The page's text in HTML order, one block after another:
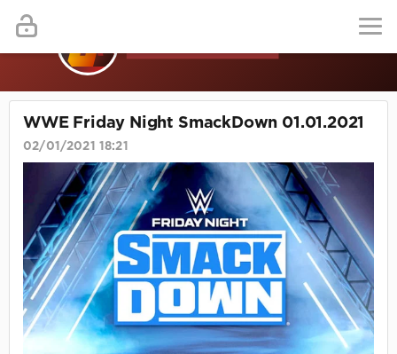
WWE Friday Night SmackDown 01.01.2021
02/01/2021 18:21